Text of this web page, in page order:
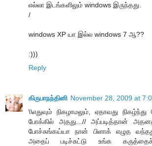
எல்லா இடங்களிலும் windows இருந்தது.
/
windows XP யா இல்ல windows 7 ஆ??
:)))
Reply
கிருபாநந்தினி November 28, 2009 at
\\எதுவும் நிகழாமலும், ஏதாவது
போக்கில் அதது...// அப்படித்தான்
போச்சுங்கய்யா நான் பிளாக் எழுத
அதைப் படிச்சுட்டு உங்க